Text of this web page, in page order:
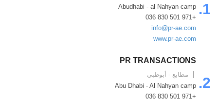
1.
Abudhabi - al Nahyan camp
+971 501 830 036
info@pr-ae.com
www.pr-ae.com
2.
PR TRANSACTIONS
مطابع - أبوظبي
Abu Dhabi - Al Nahyan camp
+971 501 830 036